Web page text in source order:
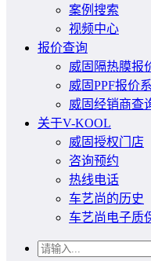
案例搜索
视频中心
报价查询
威固隔热膜报
威固PPF报价
威固经销商查
关于V-KOOL
威固授权门店
咨询预约
热线电话
车艺尚的历史
车艺尚电子质